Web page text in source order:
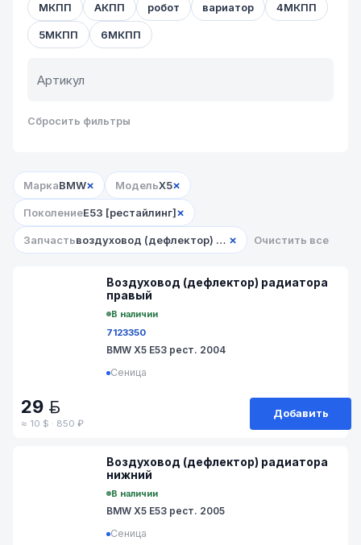
МКПП АКПП робот вариатор 4МКПП
5МКПП 6МКПП
Сбросить фильтры
МаркаBMW× МодельX5×
ПоколениеE53 [рестайлинг]×
Запчасть воздуховод (дефлектор) радиатора × Очистить все
Воздуховод (дефлектор) радиатора
правый
В наличии
7123350
BMW X5 E53 рест. 2004
Сеница
29
≈ 10 $ · 850 ₽
Добавить
Воздуховод (дефлектор) радиатора
нижний
В наличии
BMW X5 E53 рест. 2005
Сеница